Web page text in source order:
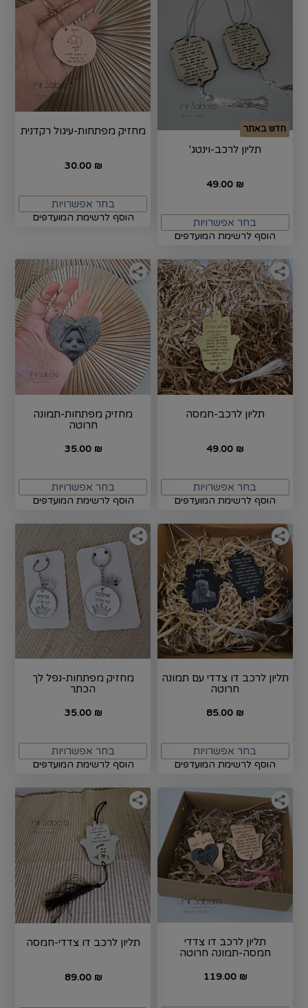
חדש באתר
תליון לרכב-וינטג'
49.00 ₪
בחר אפשרויות
הוסף לרשימת המועדפים
מחזיק מפתחות-עיגול רקדנית
30.00 ₪
בחר אפשרויות
הוסף לרשימת המועדפים
תליון לרכב-חמסה
49.00 ₪
בחר אפשרויות
הוסף לרשימת המועדפים
מחזיק מפתחות-תמונה
חרוטה
35.00 ₪
בחר אפשרויות
הוסף לרשימת המועדפים
תליון לרכב דו צדדי עם תמונה
חרוטה
85.00 ₪
בחר אפשרויות
הוסף לרשימת המועדפים
מחזיק מפתחות-נפל לך
הכתר
35.00 ₪
בחר אפשרויות
הוסף לרשימת המועדפים
תליון לרכב דו צדדי
חמסה-תמונה חרוטה
119.00 ₪
תליון לרכב דו צדדי-חמסה
89.00 ₪